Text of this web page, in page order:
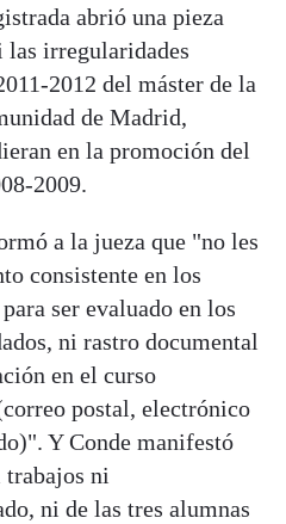
abrió una pieza
las irregularidades
2012 del máster de la
de Madrid,
en la promoción del
2009.
a la jueza que "no les
consistente en los
ser evaluado en los
ni rastro documental
en el curso
postal, electrónico
Y Conde manifestó
trabajos ni
ni de las tres alumnas